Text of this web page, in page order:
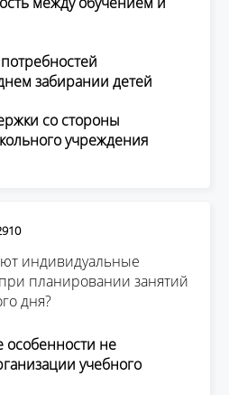
забирании детей
со стороны
учреждения
индивидуальные
планировании занятий
дня?
не
учебного